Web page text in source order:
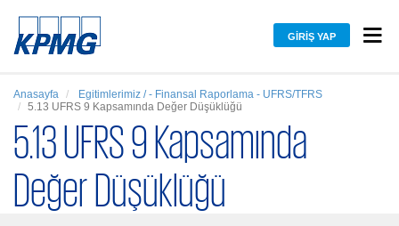
GIRIŞ YAP
Anasayfa
Egitimlerimiz / - Finansal Raporlama - UFRS/TFRS
5.13 UFRS 9 Kapsamında Değer Düşüklüğü
5.13 UFRS 9 Kapsamında
Değer Düşüklüğü